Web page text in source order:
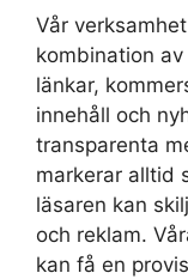
Vår
kombination
länkar,
innehåll och
transparenta
markerar alltid
läsaren kan
och reklam.
kan få en